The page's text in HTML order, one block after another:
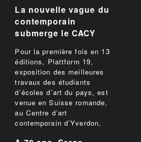
La nouvelle vague du
contemporain
submerge le CACY
Pour la première fois en 13
éditions, Plattform 19,
exposition des meilleures
travaux des étudiants
d’écoles d’art du pays, est
venue en Suisse romande,
au Centre d’art
contemporain d’Yverdon.